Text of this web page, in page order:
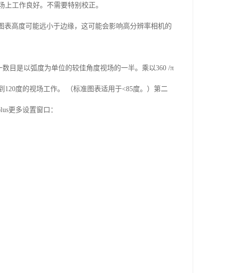
工作良好。不需要特别校正。
高度可能远小于边缘，这可能会影响高分辨率相机的
目是以弧度为单位的较佳角度视场的一半。乘以360 /π
120度的视场工作。 （标准图表适用于<85度。）第二
更多设置窗口：